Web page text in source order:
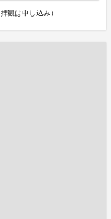
観は申し込み）